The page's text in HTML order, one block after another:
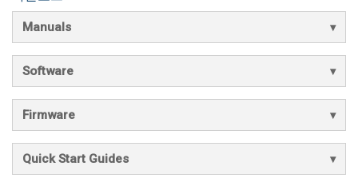
Manuals
Software
Firmware
Quick Start Guides